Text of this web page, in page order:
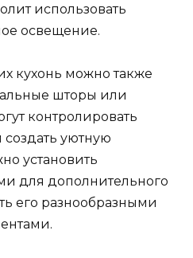
использовать
освещение.
кухонь можно также
шторы или
контролировать
уютную
установить
для дополнительного
его разнообразными